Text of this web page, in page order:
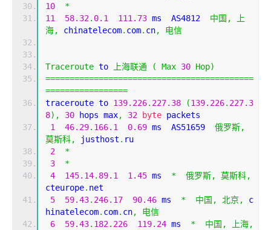
10
*
11
58.32. 0.1 111.73 ms  AS4812 中国,
上
海,
chinatelecom. com. cn, 电信
Traceroute to 上海联通 ( Max 30 Hop)
===========================================
=================
traceroute to 139.226. 227.38 (139.226. 227.3
8), 30 hops max, 32 byte packets
1
46.29. 166.1 0.69 ms  AS51659 俄罗斯,
莫斯科,
justhost . ru
2
*
3
*
4
145.14. 89.1 1.45 ms * 俄罗斯,
莫斯科,
cteurope. net
5
59.43. 246.17 90.46 ms * 中国, 北京,
c
hinatelecom. com. cn,
电信
6
59.43. 182.226 119.24 ms * 中国,
上海,